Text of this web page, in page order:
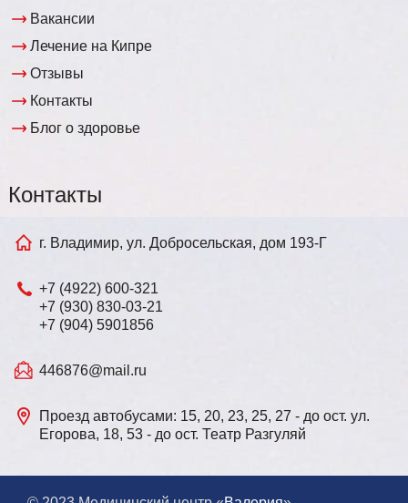
Вакансии
Лечение на Кипре
Отзывы
Контакты
Блог о здоровье
Контакты
г. Владимир, ул. Добросельская, дом 193-Г
+7 (4922) 600-321
+7 (930) 830-03-21
+7 (904) 5901856
446876@mail.ru
Проезд автобусами: 15, 20, 23, 25, 27 - до ост. ул.
Егорова, 18, 53 - до ост. Театр Разгуляй